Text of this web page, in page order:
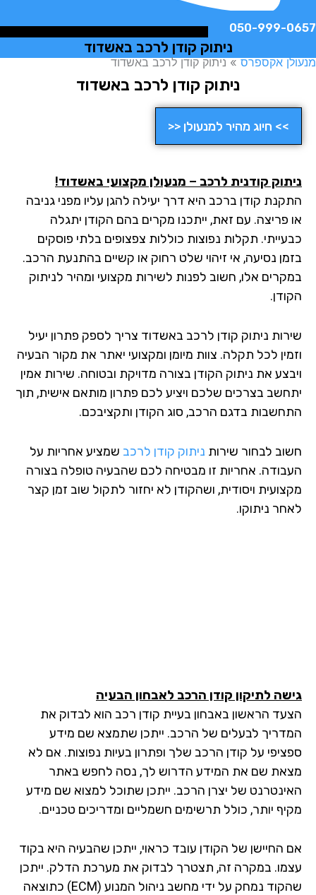
050-999-
ניתוק קודן לרכב באשדוד
אקספרס»ניתוק קודן לרכב באשדוד
ניתוק קודן לרכב באשדוד
>> חיוג מהיר למנעולן <<
קודנית לרכב – מנעולן מקצועי באשדוד!
קודן ברכב היא דרך יעילה להגן עליו מפני גניבה
פריצה. עם זאת, ייתכנו מקרים בהם הקודן יתגלה
תקלות נפוצות כוללות צפצופים בלתי פוסקים
נסיעה, אי זיהוי שלט רחוק או קשיים בהתנעת הרכב.
אלו, חשוב לפנות לשירות מקצועי ומהיר לניתוק
ניתוק קודן לרכב באשדוד צריך לספק פתרון יעיל
לכל תקלה. צוות מיומן ומקצועי יאתר את מקור הבעיה
את ניתוק הקודן בצורה מדויקת ובטוחה. שירות אמין
בצרכים שלכם ויציע לכם פתרון מותאם אישית, תוך
בדגם הרכב, סוג הקודן ותקציבכם.
לבחור שירותניתוק קודן לרכבשמציע אחריות על
אחריות זו מבטיחה לכם שהבעיה טופלה בצורה
ויסודית, ושהקודן לא יחזור לתקול שוב זמן קצר
ניתוקו.
לתיקון קודן הרכב לאבחון הבעיה
הראשון באבחון בעיית קודן רכב הוא לבדוק את
לבעלים של הרכב. ייתכן שתמצא שם מידע
על קודן הרכב שלך ופתרון בעיות נפוצות. אם לא
שם את המידע הדרוש לך, נסה לחפש באתר
של יצרן הרכב. ייתכן שתוכל למצוא שם מידע
יותר, כולל תרשימים חשמליים ומדריכים טכניים.
החיישן של הקודן עובד כראוי, ייתכן שהבעיה היא בקוד
במקרה זה, תצטרך לבדוק את מערכת הדלק. ייתכן
שהקוד נמחק על ידי מחשב ניהול המנוע (ECM) כתוצאה